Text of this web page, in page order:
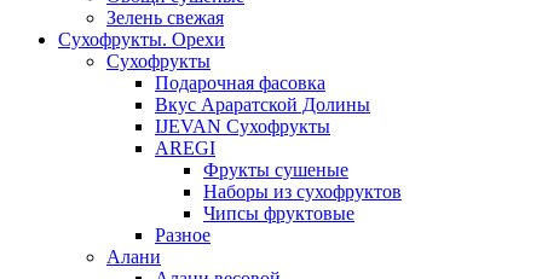
Зелень свежая
Сухофрукты. Орехи
Сухофрукты
Подарочная фасовка
Вкус Араратской Долины
IJEVAN Сухофрукты
AREGI
Фрукты сушеные
Наборы из сухофруктов
Чипсы фруктовые
Разное
Алани